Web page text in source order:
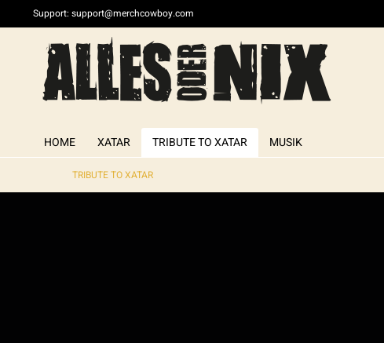
Support: support@merchcowboy.com
HOME XATAR TRIBUTE TO XATAR MUSIK
TRIBUTE TO XATAR